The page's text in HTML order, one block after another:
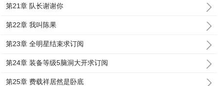
第21章 队长谢谢你
第22章 我叫陈果
第23章 全明星结束求订阅
第24章 装备等级5脑洞大开求订阅
第25章 费载祥居然是卧底